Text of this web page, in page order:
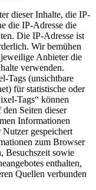
dieser Inhalte, die IP-
die IP-Adresse die
Die IP-Adresse ist
Wir bemühen
Anbieter die
verwenden.
Tags (unsichtbare
für statistische oder
Tags“ können
Seiten dieser
Informationen
gespeichert
zum Browser
Besuchszeit sowie
enthalten,
Quellen verbunden